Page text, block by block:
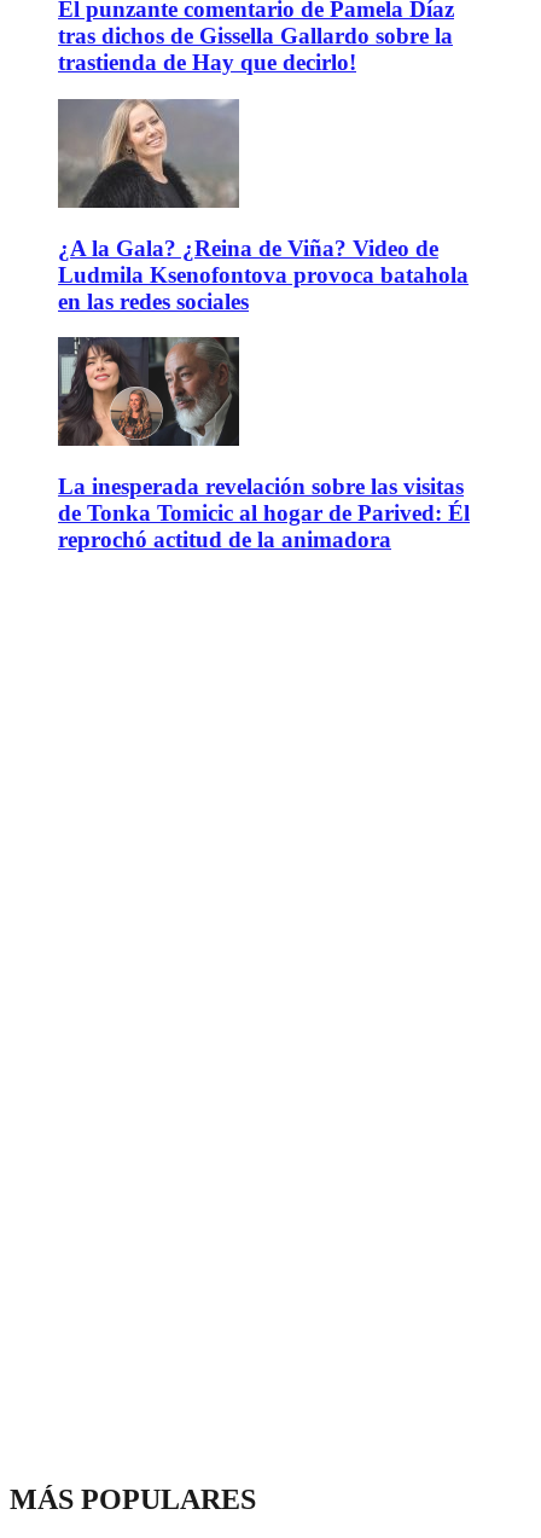
El punzante comentario de Pamela Díaz
tras dichos de Gissella Gallardo sobre la
trastienda de Hay que decirlo!
¿A la Gala? ¿Reina de Viña? Video de
Ludmila Ksenofontova provoca batahola
en las redes sociales
La inesperada revelación sobre las visitas
de Tonka Tomicic al hogar de Parived: Él
reprochó actitud de la animadora
MÁS POPULARES